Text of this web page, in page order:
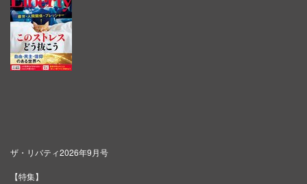
ザ・リバティ2026年9月号
【特集】